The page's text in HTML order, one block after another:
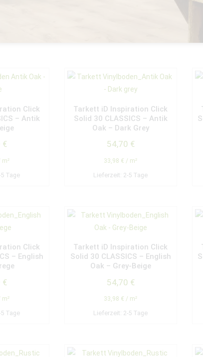
Click
– Antik
€
m²
5 Tage
Tarkett iD Inspiration Click
Solid 30 CLASSICS – Antik
Oak – Dark Grey
54,70 €
33,98 € / m²
Lieferzeit: 2-5 Tage
Click
– English
€
m²
5 Tage
Tarkett iD Inspiration Click
Solid 30 CLASSICS – English
Oak – Grey-Beige
54,70 €
33,98 € / m²
Lieferzeit: 2-5 Tage